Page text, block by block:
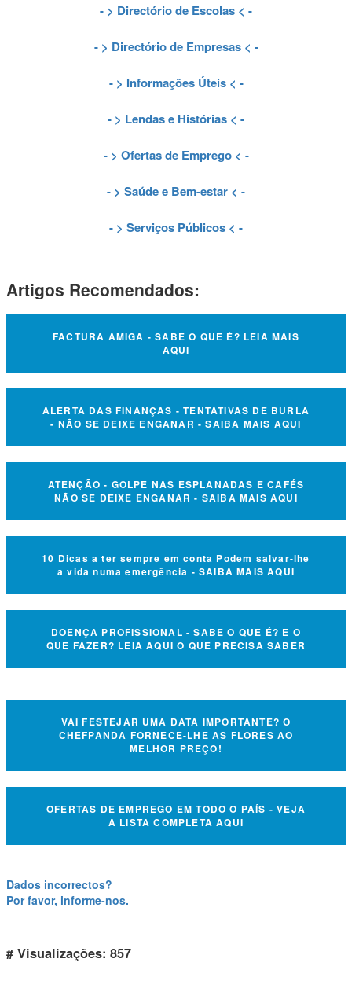
- > Directório de Escolas < -
- > Directório de Empresas< -
- > Informações Úteis< -
- > Lendas e Histórias < -
- > Ofertas de Emprego< -
- > Saúde e Bem-estar < -
- > Serviços Públicos < -
Artigos Recomendados:
FACTURA AMIGA - SABE O QUE É? LEIA MAIS
AQUI
ALERTA DAS FINANÇAS - TENTATIVAS DE BURLA
- NÃO SE DEIXE ENGANAR - SAIBA MAIS AQUI
ATENÇÃO - GOLPE NAS ESPLANADAS E CAFÉS
NÃO SE DEIXE ENGANAR - SAIBA MAIS AQUI
10 Dicas a ter sempre em conta Podem salvar-lhe
a vida numa emergência - SAIBA MAIS AQUI
DOENÇA PROFISSIONAL - SABE O QUE É? E O
QUE FAZER? LEIA AQUI O QUE PRECISA SABER
VAI FESTEJAR UMA DATA IMPORTANTE? O
CHEFPANDA FORNECE-LHE AS FLORES AO
MELHOR PREÇO!
OFERTAS DE EMPREGO EM TODO O PAÍS - VEJA
A LISTA COMPLETA AQUI
Dados incorrectos?
Por favor, informe-nos.
# Visualizações: 857